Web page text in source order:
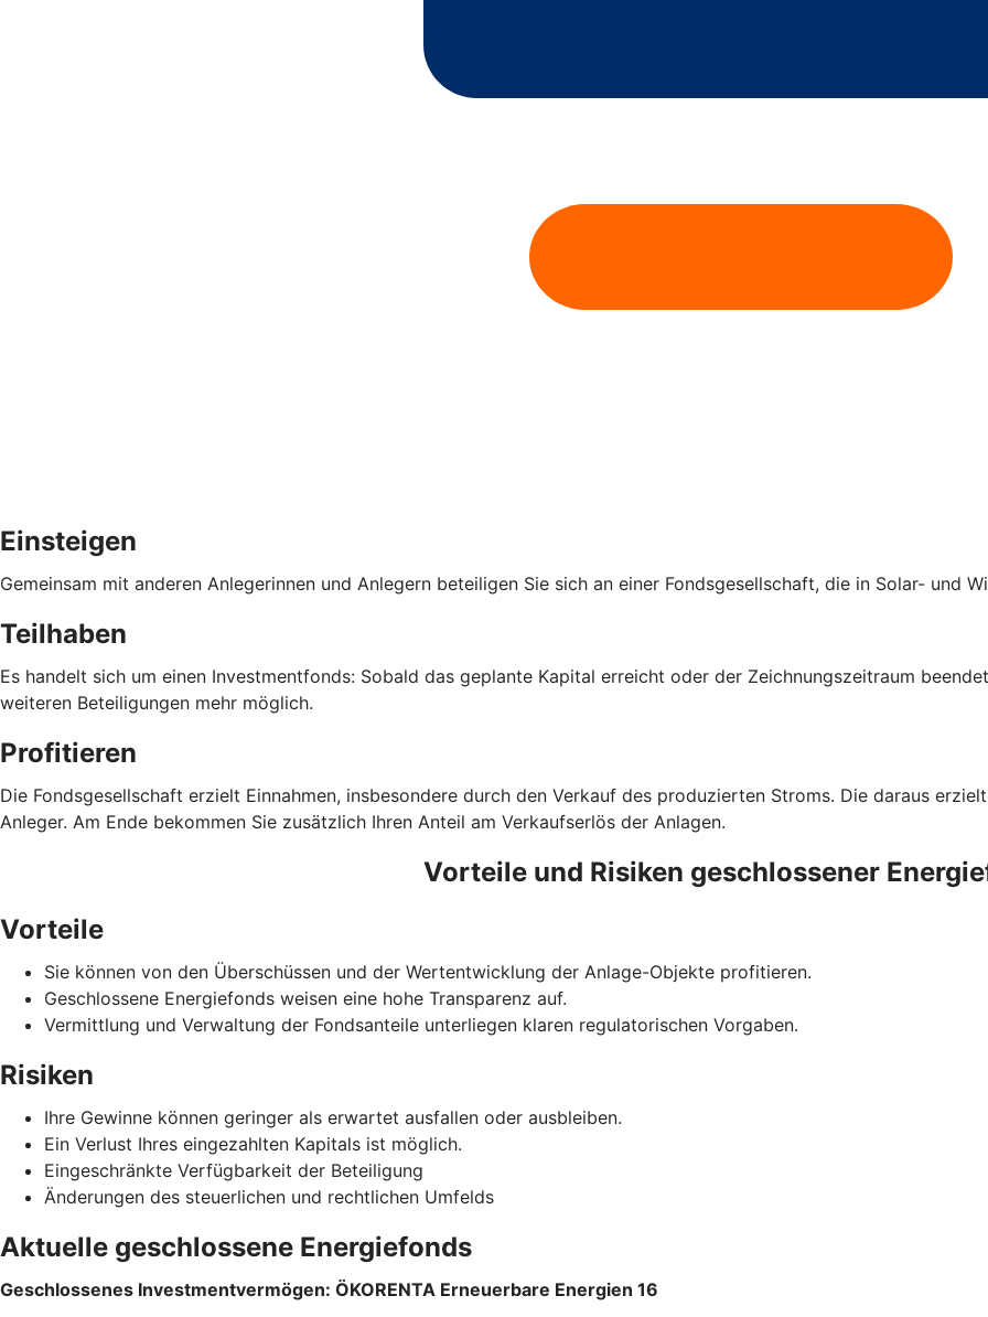
Einsteigen
Gemeinsam mit anderen Anlegerinnen und Anlegern beteiligen Sie sich an einer Fondsgesellschaft, die in Solar- und
Teilhaben
Es handelt sich um einen Investmentfonds: Sobald das geplante Kapital erreicht oder der Zeichnungszeitraum
weiteren Beteiligungen mehr möglich.
Profitieren
Die Fondsgesellschaft erzielt Einnahmen, insbesondere durch den Verkauf des produzierten Stroms. Die daraus
Anleger. Am Ende bekommen Sie zusätzlich Ihren Anteil am Verkaufserlös der Anlagen.
Vorteile und Risiken geschlossener
Vorteile
Sie können von den Überschüssen und der Wertentwicklung der Anlage-Objekte profitieren.
Geschlossene Energiefonds weisen eine hohe Transparenz auf.
Vermittlung und Verwaltung der Fondsanteile unterliegen klaren regulatorischen Vorgaben.
Risiken
Ihre Gewinne können geringer als erwartet ausfallen oder ausbleiben.
Ein Verlust Ihres eingezahlten Kapitals ist möglich.
Eingeschränkte Verfügbarkeit der Beteiligung
Änderungen des steuerlichen und rechtlichen Umfelds
Aktuelle geschlossene Energiefonds
Geschlossenes Investmentvermögen: ÖKORENTA Erneuerbare Energien 16